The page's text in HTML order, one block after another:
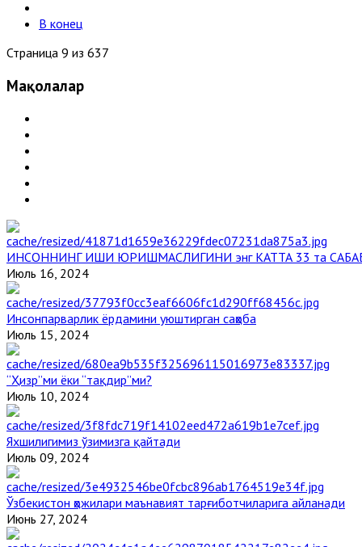
В конец
Страница 9 из 637
Мақолалар
ИНСОННИНГ ИШИ ЮРИШМАСЛИГИНИ энг КАТТА 33 та
Июль 16, 2024
Инсонпарварлик ёрдамини уюштирган саҳоба
Июль 15, 2024
“Ҳизр”ми ёки “тақдир”ми?
Июль 10, 2024
Яхшилигимиз ўзимизга қайтади
Июль 09, 2024
Ўзбекистон ҳожилари маънавият тарғиботчиларига айланади
Июнь 27, 2024